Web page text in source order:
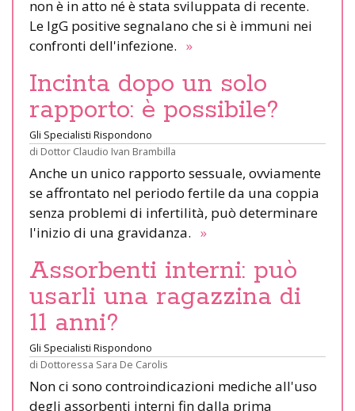
non è in atto né è stata sviluppata di recente.
Le IgG positive segnalano che si è immuni nei
confronti dell'infezione. »
Incinta dopo un solo
rapporto: è possibile?
Gli Specialisti Rispondono
di Dottor Claudio Ivan Brambilla
Anche un unico rapporto sessuale, ovviamente
se affrontato nel periodo fertile da una coppia
senza problemi di infertilità, può determinare
l'inizio di una gravidanza. »
Assorbenti interni: può
usarli una ragazzina di
11 anni?
Gli Specialisti Rispondono
di Dottoressa Sara De Carolis
Non ci sono controindicazioni mediche all'uso
degli assorbenti interni fin dalla prima